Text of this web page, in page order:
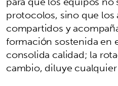
protocolos, sino que
compartidos y
formación sostenida en
consolida calidad; la
cambio, diluye